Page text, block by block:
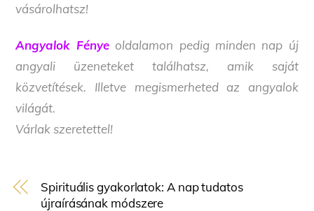
vásárolhatsz!
Angyalok Fényeoldalamon pedig minden nap új
angyali üzeneteket találhatsz, amik saját
közvetítések. Illetve megismerheted az angyalok
világát.
Várlak szeretettel!
Spirituális gyakorlatok: A nap tudatos
újraírásának módszere